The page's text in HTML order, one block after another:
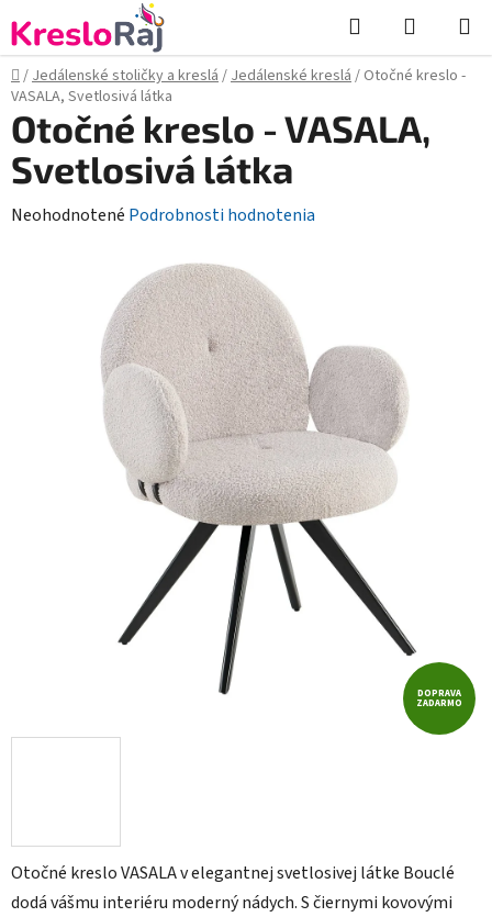
na
obsah
Hľadať
KOŠÍK
Domov
/Jedálenské stoličky a kreslá/Jedálenské kreslá/ Otočné kreslo -
VASALA, Svetlosivá látka
Otočné kreslo VASALA v elegantnej svetlosivej látke Bouclé
dodá vášmu interiéru moderný nádych. S čiernymi kovovými
Otočné kreslo - VASALA,
Svetlosivá látka
Priemerné
Neohodnotené Podrobnosti hodnotenia
DOPRAVA
ZADARMO